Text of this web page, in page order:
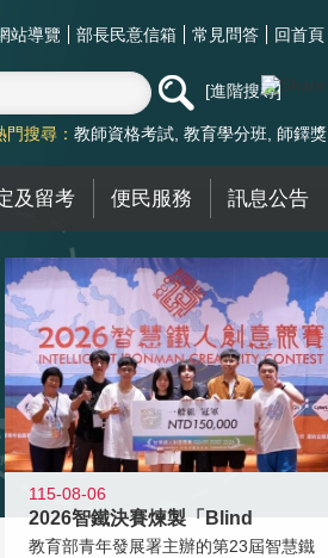
站導覽 部長民意信箱 常見問答 回首頁
進階搜尋
門搜尋： 教師資格考試 教育學分班 師鐸獎
及留考 便民服務 訊息公告
115-08-06
2026智鐵決賽煉製「Blind
教育部青年發展署主辦的第23屆智慧鐵